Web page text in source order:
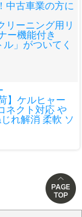
中古車業の方に
リーニング用リ
ー機能付き
ル」がついてく
】ケルヒャー
ネクト対応 や
れ解消 柔軟 ソ